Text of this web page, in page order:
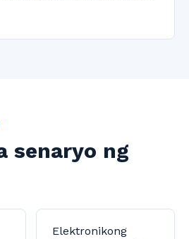
senaryo ng
Elektronikong